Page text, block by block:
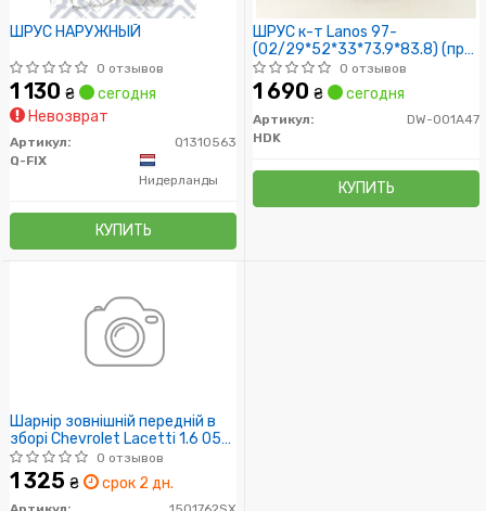
ШРУС НАРУЖНЫЙ
0 отзывов
1 130 ₴
сегодня
Невозврат
Артикул:
Q1310563
Q-FIX
Нидерланды
КУПИТЬ
ШРУС к-т Lanos 97-
(02/29*52*33*73.9*83.8) (пр-
во H.D.K.)
0 отзывов
1 690 ₴ сегодня
Артикул:
DW-001A47
HDK
КУПИТЬ
Шарнір зовнішній передній в
зборі Chevrolet Lacetti 1.6 05>,
Daewoo Nubira 1.8 03>
0 отзывов
1 325 ₴ срок 2 дн.